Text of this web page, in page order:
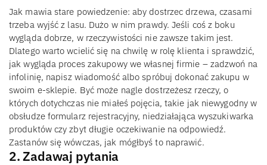
Jak mawia stare powiedzenie: aby dostrzec drzewa, czasami
trzeba wyjść z lasu. Dużo w nim prawdy. Jeśli coś z boku
wygląda dobrze, w rzeczywistości nie zawsze takim jest.
Dlatego warto wcielić się na chwilę w rolę klienta i sprawdzić,
jak wygląda proces zakupowy we własnej firmie – zadzwoń na
infolinię, napisz wiadomość albo spróbuj dokonać zakupu w
swoim e-sklepie. Być może nagle dostrzeżesz rzeczy, o
których dotychczas nie miałeś pojęcia, takie jak niewygodny w
obsłudze formularz rejestracyjny, niedziałająca wyszukiwarka
produktów czy zbyt długie oczekiwanie na odpowiedź.
Zastanów się wówczas, jak mógłbyś to naprawić.
2. Zadawaj pytania